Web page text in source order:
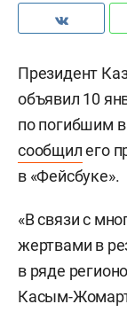
Президент
объявил 10
по погибшим
сообщилего
в «Фейсбуке».
«В связи с
жертвами в
в ряде
Касым-